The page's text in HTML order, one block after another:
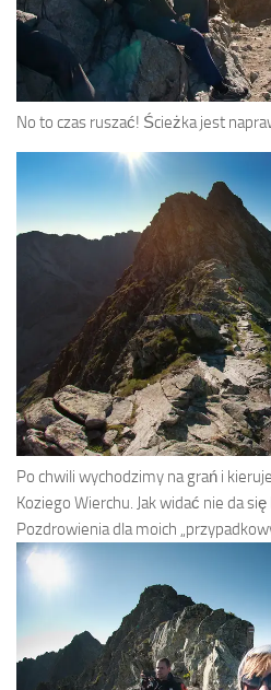
No to czas ruszać! Ścieżka jest
Po chwili wychodzimy na grań i
Koziego Wierchu. Jak widać nie da
Pozdrowienia dla moich